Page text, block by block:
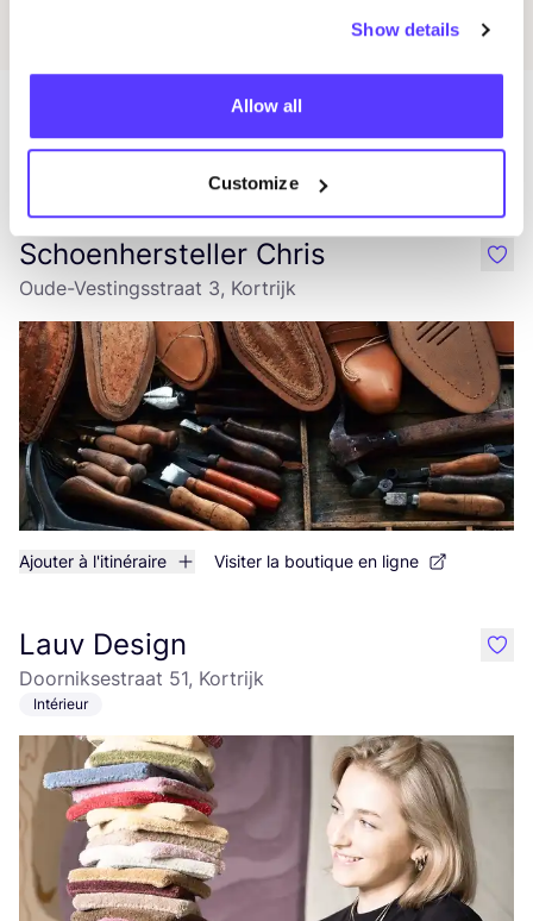
Show details
Allow all
Customize
Magasins dans cette zone
Schoenhersteller Chris
Oude-Vestingsstraat 3, Kortrijk
Ajouter à l'itinéraire Visiter la boutique en ligne
like
Lauv Design
Doorniksestraat 51, Kortrijk
Intérieur
like